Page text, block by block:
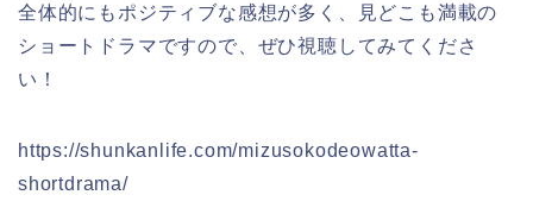
全体的にもポジティブな感想が多く、見どこも満載の
ショートドラマですので、ぜひ視聴してみてくださ
い！
https://shunkanlife.com/mizusokodeowatta-
shortdrama/